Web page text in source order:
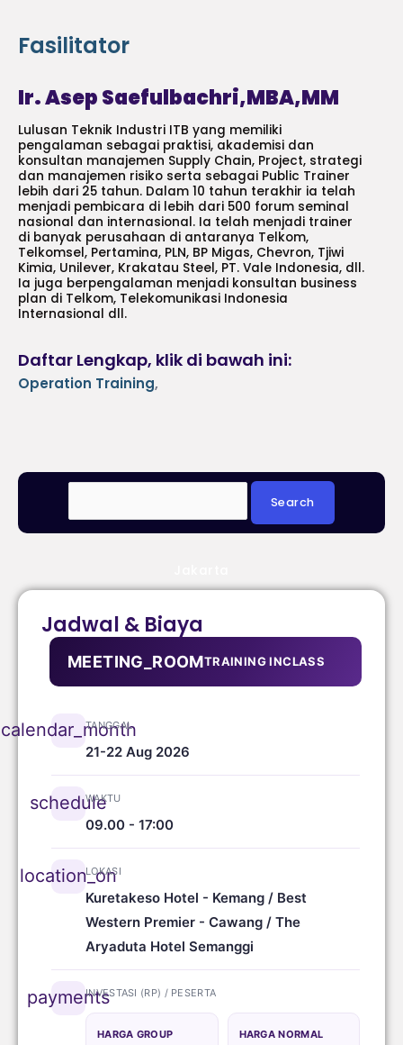
Fasilitator
Ir. Asep Saefulbachri,MBA,MM
Lulusan Teknik Industri ITB yang memiliki
pengalaman sebagai praktisi, akademisi dan
konsultan manajemen Supply Chain, Project, strategi
dan manajemen risiko serta sebagai Public Trainer
lebih dari 25 tahun. Dalam 10 tahun terakhir ia telah
menjadi pembicara di lebih dari 500 forum seminal
nasional dan internasional. Ia telah menjadi trainer
di banyak perusahaan di antaranya Telkom,
Telkomsel, Pertamina, PLN, BP Migas, Chevron, Tjiwi
Kimia, Unilever, Krakatau Steel, PT. Vale Indonesia, dll.
Ia juga berpengalaman menjadi konsultan business
plan di Telkom, Telekomunikasi Indonesia
Internasional dll.
Daftar Lengkap, klik di bawah ini:
Operation Training,
Jadwal & Biaya
MEETING_ROOMTRAINING INCLASS
calendar_month
TANGGAL
21-22 Aug 2026
schedule
WAKTU
09.00 - 17:00
location_on
LOKASI
Kuretakeso Hotel - Kemang / Best
Western Premier - Cawang / The
Aryaduta Hotel Semanggi
paymentsINVESTASI (RP) / PESERTA
HARGA GROUP HARGA NORMAL